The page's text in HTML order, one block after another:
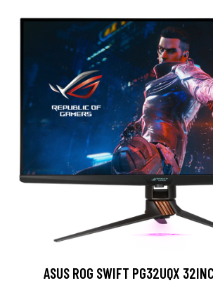
ASUS ROG SWIFT PG32UQX